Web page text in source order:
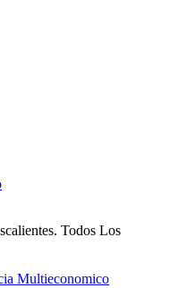
Todos Los
Multieconomico